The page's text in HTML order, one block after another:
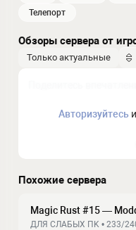
телепорт
Обзоры сервера от
Только актуальные
Авторизуйтесьи
Похожие сервера
ДЛЯ CЛAБЫX ПK • 233/